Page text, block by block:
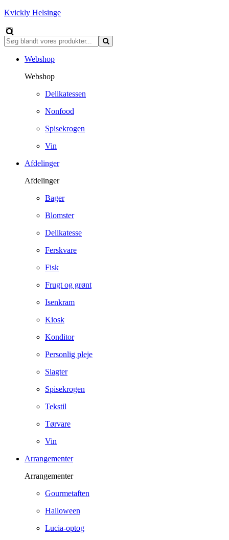
Kvickly Helsinge
Webshop
Webshop
Delikatessen
Nonfood
Spisekrogen
Vin
Afdelinger
Afdelinger
Bager
Blomster
Delikatesse
Ferskvare
Fisk
Frugt og grønt
Isenkram
Kiosk
Konditor
Personlig pleje
Slagter
Spisekrogen
Tekstil
Tørvare
Vin
Arrangementer
Arrangementer
Gourmetaften
Halloween
Lucia-optog